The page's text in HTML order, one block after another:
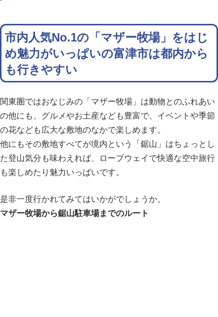
市内人気No.1の「マザー牧場」をはじ
め魅力がいっぱいの富津市は都内から
も行きやすい
関東圏ではおなじみの「マザー牧場」は動物とのふれあい
の他にも、グルメやお土産なども豊富で、イベントや季節
の花なども広大な敷地のなかで楽しめます。
他にもその敷地すべてが境内という「鋸山」はちょっとし
た登山気分も味わえれば、ロープウェイで快適な空中旅行
も楽しめたり魅力いっぱいです。
是非一度行かれてみてはいかがでしょうか。
マザー牧場から鋸山駐車場までのルート